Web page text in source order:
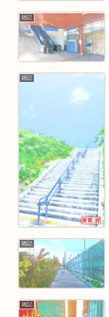
雑記
雑記
雑記
雑記